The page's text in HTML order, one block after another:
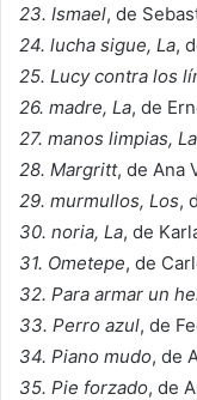
23. Ismael, de
24. lucha sigue, La,
25. Lucy contra los
26. madre, La, de
27. manos limpias,
28. Margritt, de Ana
29. murmullos, Los,
30. noria, La, de
31. Ometepe, de
32. Para armar un
33. Perro azul, de
34. Piano mudo, de
35. Pie forzado, de